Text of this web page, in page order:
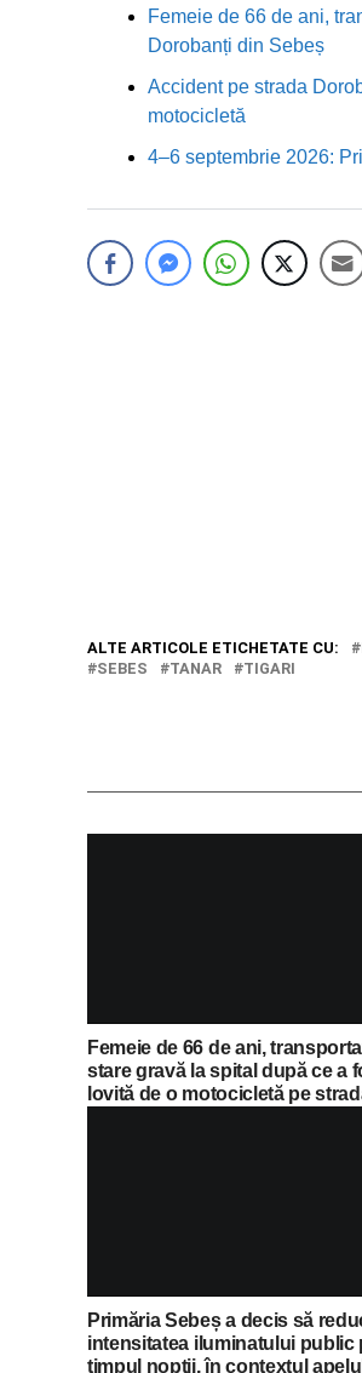
Femeie de 66 de ani,
Dorobanți din Sebeș
Accident pe strada
motocicletă
4–6 septembrie 2026:
ALTE ARTICOLE ETICHETATE CU:
SEBES
TANAR TIGARI
Femeie de 66 de ani,
stare gravă la spital după ce a
lovită de o motocicletă pe
Primăria Sebeș a decis să
intensitatea iluminatului public
timpul nopții, în contextul